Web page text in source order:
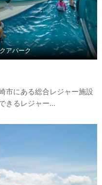
アパーク
市にある総合レジャー施設
きるレジャー...